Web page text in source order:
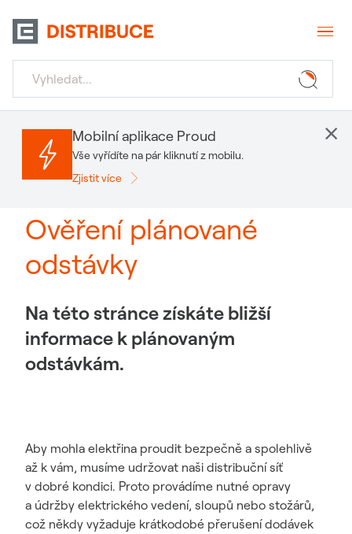
Ověření plánované
odstávky
Na této stránce získáte bližší
informace k plánovaným
odstávkám.
Aby mohla elektřina proudit bezpečně a spolehlivě
až k vám, musíme udržovat naši distribuční síť
v dobré kondici. Proto provádíme nutné opravy
a údržby elektrického vedení, sloupů nebo stožárů,
což někdy vyžaduje krátkodobé přerušení dodávek
Mobilní aplikace Proud
Vše vyřídíte na pár kliknutí z mobilu.
Zjistit více
×